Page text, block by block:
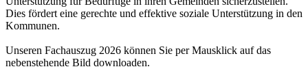
Dies fördert eine gerechte und effektive soziale Unterstützung in den
Kommunen.
Unseren Fachauszug 2026 können Sie per Mausklick auf das
nebenstehende Bild downloaden.